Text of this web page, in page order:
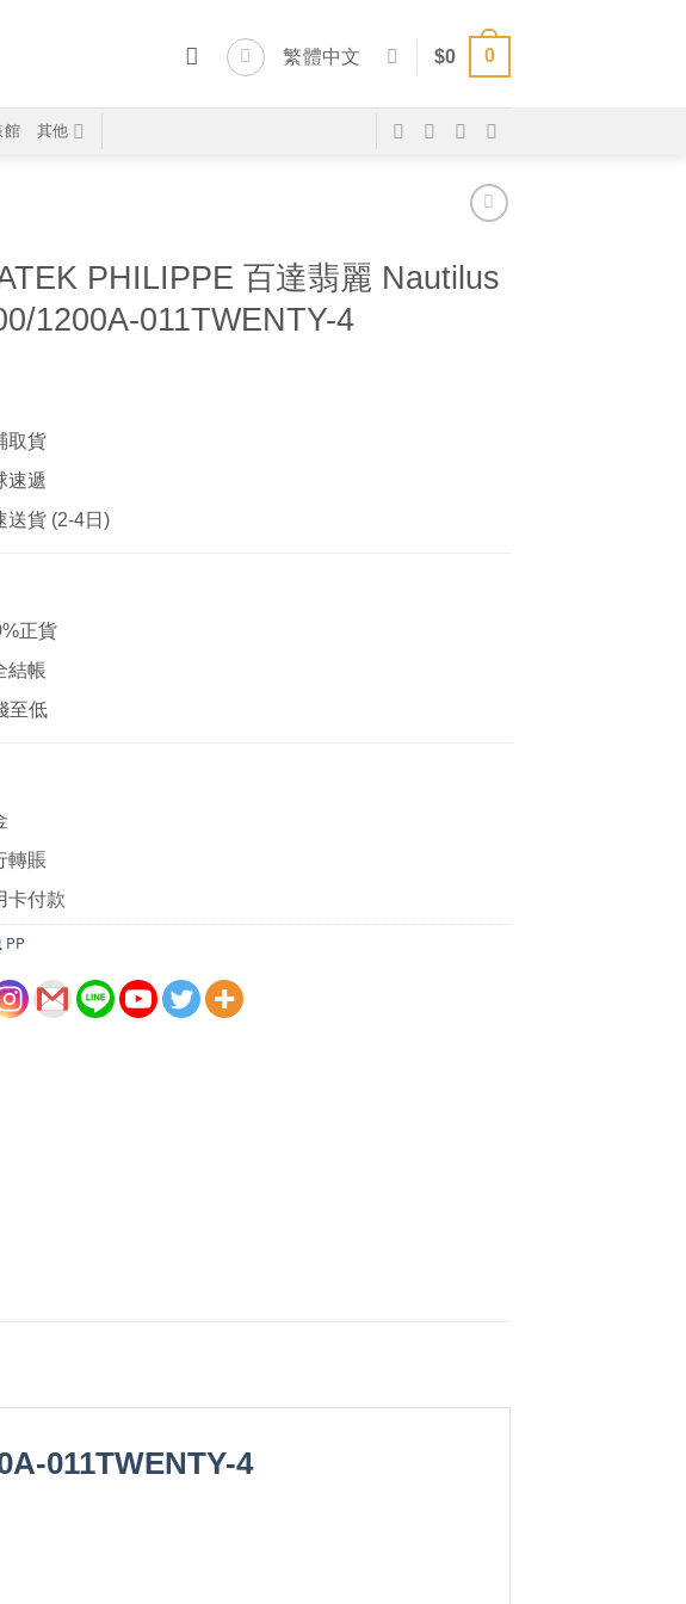
繁體中文 $0 0
館 其他
PHILIPPE 百達翡麗 Nautilus
1200A-011TWENTY-4
取貨
速遞
送貨 (2-4日)
正貨
結帳
至低
轉賬
卡付款
PP
011TWENTY-4